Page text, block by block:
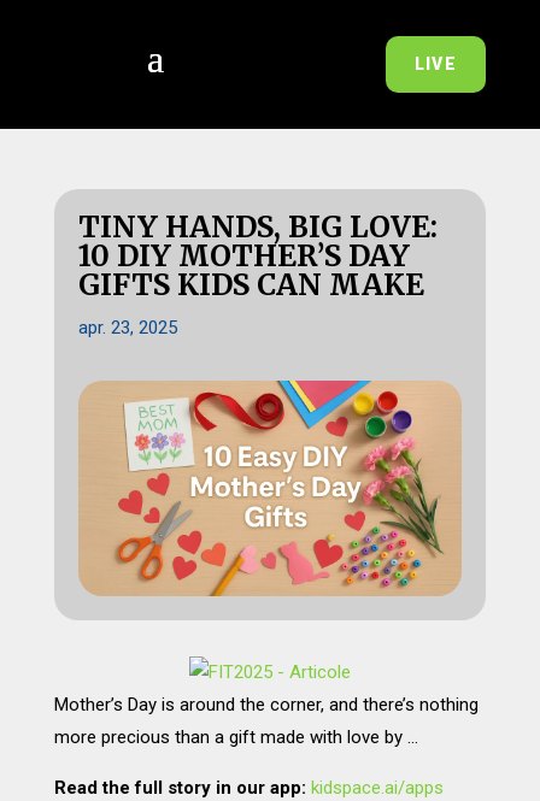
LIVE
TINY HANDS, BIG LOVE:
10 DIY MOTHER’S DAY
GIFTS KIDS CAN MAKE
apr. 23, 2025
Mother’s Day is around the corner, and there’s nothing
more precious than a gift made with love by …
Read the full story in our app: kidspace.ai/apps